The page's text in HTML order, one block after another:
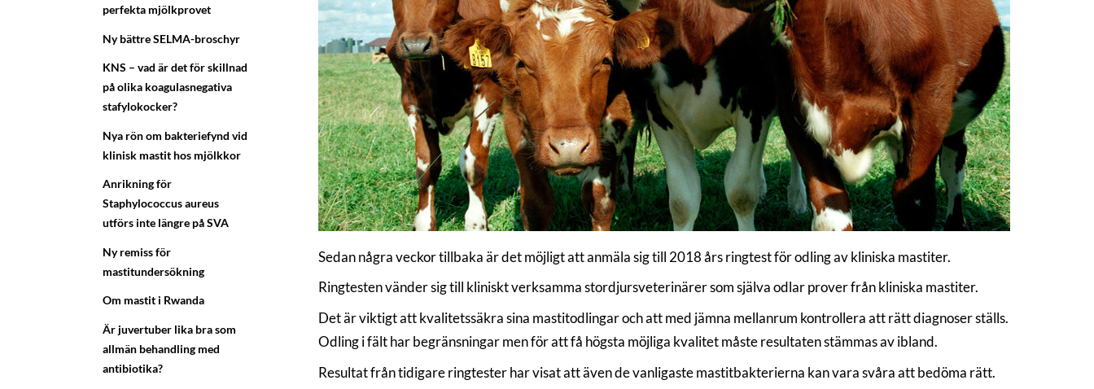
perfekta mjölkprovet
Ny bättre SELMA-broschyr
KNS – vad är det för skillnad
på olika koagulasnegativa
stafylokocker?
Nya rön om bakteriefynd vid
klinisk mastit hos mjölkkor
Anrikning för
Staphylococcus aureus
utförs inte längre på SVA
Ny remiss för
mastitundersökning
Om mastit i Rwanda
Är juvertuber lika bra som
allmän behandling med
antibiotika?
Sedan några veckor tillbaka är det möjligt att anmäla sig till 2018 års ringtest för odling av kliniska mastiter.
Ringtesten vänder sig till kliniskt verksamma stordjursveterinärer som själva odlar prover från kliniska mastiter.
Det är viktigt att kvalitetssäkra sina mastitodlingar och att med jämna mellanrum kontrollera att rätt diagnoser ställs.
Odling i fält har begränsningar men för att få högsta möjliga kvalitet måste resultaten stämmas av ibland.
Resultat från tidigare ringtester har visat att även de vanligaste mastitbakterierna kan vara svåra att bedöma rätt.